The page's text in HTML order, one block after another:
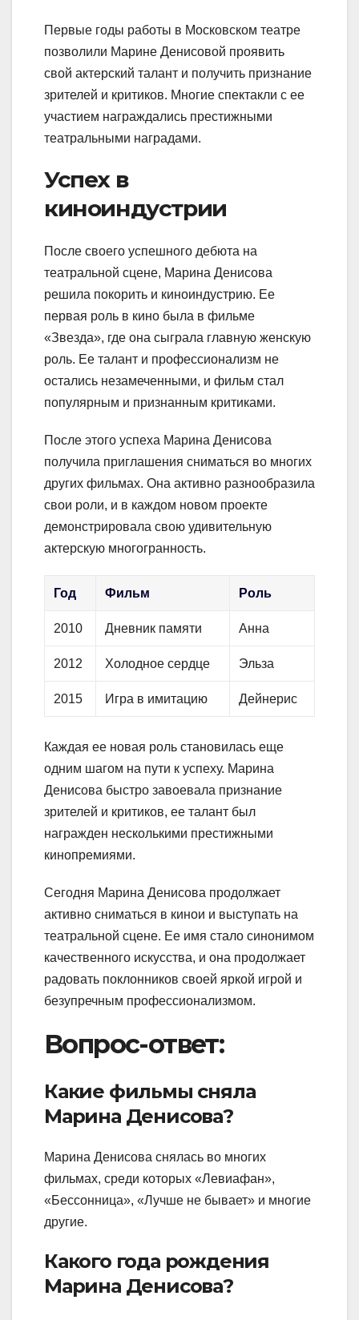
Первые годы работы в Московском театре
позволили Марине Денисовой проявить
свой актерский талант и получить признание
зрителей и критиков. Многие спектакли с ее
участием награждались престижными
театральными наградами.
Успех в
киноиндустрии
После своего успешного дебюта на
театральной сцене, Марина Денисова
решила покорить и киноиндустрию. Ее
первая роль в кино была в фильме
«Звезда», где она сыграла главную женскую
роль. Ее талант и профессионализм не
остались незамеченными, и фильм стал
популярным и признанным критиками.
После этого успеха Марина Денисова
получила приглашения сниматься во многих
других фильмах. Она активно разнообразила
свои роли, и в каждом новом проекте
демонстрировала свою удивительную
актерскую многогранность.
Год Фильм Роль
2010 Дневник памяти Анна
2012 Холодное сердце Эльза
2015 Игра в имитацию Дейнерис
Каждая ее новая роль становилась еще
одним шагом на пути к успеху. Марина
Денисова быстро завоевала признание
зрителей и критиков, ее талант был
награжден несколькими престижными
кинопремиями.
Сегодня Марина Денисова продолжает
активно сниматься в кинои и выступать на
театральной сцене. Ее имя стало синонимом
качественного искусства, и она продолжает
радовать поклонников своей яркой игрой и
безупречным профессионализмом.
Вопрос-ответ:
Какие фильмы сняла
Марина Денисова?
Марина Денисова снялась во многих
фильмах, среди которых «Левиафан»,
«Бессонница», «Лучше не бывает» и многие
другие.
Какого года рождения
Марина Денисова?